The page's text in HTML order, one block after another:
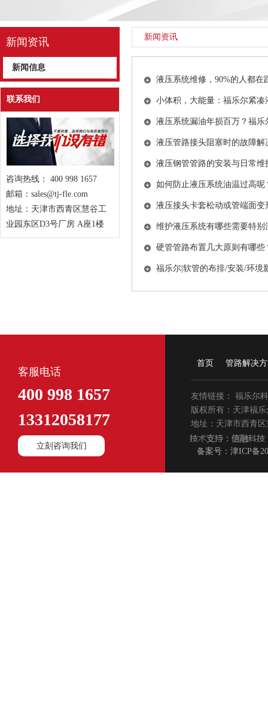
新闻资讯
新闻信息
联系我们
咨询热线： 400 998 1657
邮箱：sales@tj-fle.com
地址：天津市西青区慧谷工
业园东区D3号厂房 A座1楼
新闻资讯
液压系统维修，90%的人都在
小体积，大能量：福乐尔紧
液压系统漏油年损百万？福乐
液压管路接头阻塞时的故障解
液压钢管管路的安装与日常维
如何防止液压系统油温过高呢
液压接头卡套松动或管端面变
维护液压系统有哪些需要特别
硬管管路布置几大原则有哪些
福乐尔|软管的布排/安装/环境
客服电话
400 998 1657
13312058177
立刻咨询我们
首页 管路解决
友情链接： 福乐尔
版权所有：天津福
地址：天津市西青
备案号：津ICP备